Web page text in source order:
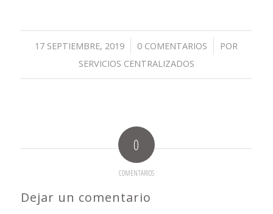
17 SEPTIEMBRE, 2019
/ 0 COMENTARIOS
/
POR
SERVICIOS CENTRALIZADOS
0
COMENTARIOS
Dejar un comentario